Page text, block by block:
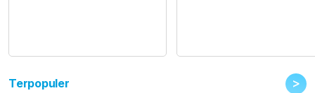
Terpopuler >